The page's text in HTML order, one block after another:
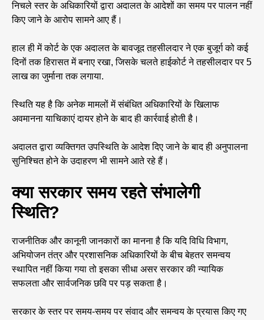
निचले स्तर के अधिकारियों द्वारा अदालत के आदेशों का समय पर पालन नहीं
किए जाने के आरोप सामने आए हैं।
हाल ही में कोर्ट के एक अदालत के बावजूद तहसीलदार ने एक बुजूर्ग को कई
दिनों तक हिरासत में बनाए रखा, जिसके चलते हाईकोर्ट ने तहसीलदार पर 5
लाख का जुर्माना तक लगाया.
स्थिति यह है कि अनेक मामलों में संबंधित अधिकारियों के खिलाफ
अवमानना याचिकाएं दायर होने के बाद ही कार्रवाई होती है।
अदालत द्वारा व्यक्तिगत उपस्थिति के आदेश दिए जाने के बाद ही अनुपालना
सुनिश्चित होने के उदाहरण भी सामने आते रहे हैं।
क्या सरकार समय रहते संभालेगी
स्थिति?
राजनीतिक और कानूनी जानकारों का मानना है कि यदि विधि विभाग,
अभियोजन तंत्र और प्रशासनिक अधिकारियों के बीच बेहतर समन्वय
स्थापित नहीं किया गया तो इसका सीधा असर सरकार की न्यायिक
सफलता और सार्वजनिक छवि पर पड़ सकता है।
सरकार के स्तर पर समय-समय पर संवाद और समन्वय के प्रयास किए गए